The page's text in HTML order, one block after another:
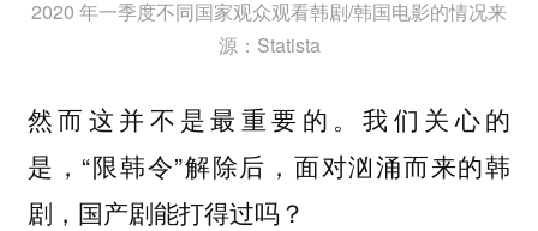
2020 年一季度不同国家观众观看韩剧/韩国电影的情况来
源：Statista
然而这并不是最重要的。我们关心的
是，“限韩令”解除后，面对汹涌而来的韩
剧，国产剧能打得过吗？